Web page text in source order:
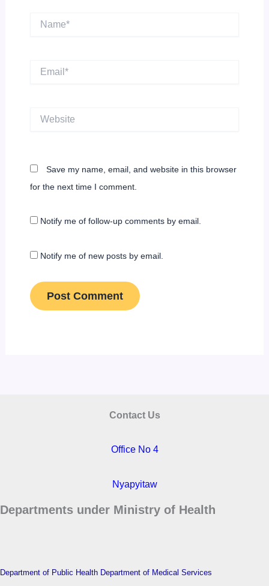
Name*
Save my name, email, and website in this browser
for the next time I comment.
Notify me of follow-up comments by email.
Notify me of new posts by email.
Contact Us
Office No 4
Nyapyitaw
Departments under Ministry of Health
Department of Public Health Department of Medical Services